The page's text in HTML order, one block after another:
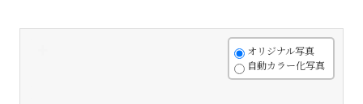
オリジナル写真
自動カラー化写真